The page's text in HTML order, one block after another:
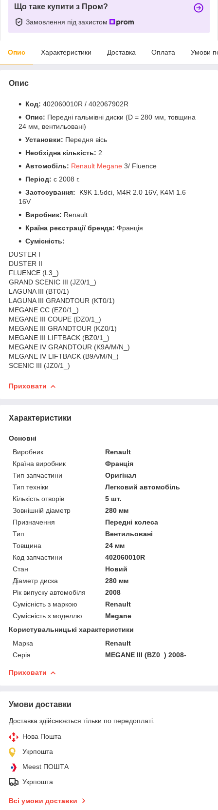
Що таке купити з Пром?
Замовлення під захистом
Опис Характеристики Доставка Оплата Умови
Опис
Код: 402060010R / 402067902R
Опис: Передні гальмівні диски (D = 280 мм, товщина
24 мм, вентильовані)
Установки: Передня вісь
Необхідна кількість: 2
Автомобіль: Renault Megane 3/ Fluence
Період: c 2008 г.
Застосування:
K9K 1.5dci, M4R 2.0 16V, K4M 1.6
16V
Виробник: Renault
Країна реєстрації бренда: Франція
Сумісність:
DUSTER І
DUSTER ІІ
FLUENCE (L3_)
GRAND SCENIC III (JZ0/1_)
LAGUNA III (BT0/1)
LAGUNA III GRANDTOUR (KT0/1)
MEGANE CC (EZ0/1_)
MEGANE III COUPE (DZ0/1_)
MEGANE III GRANDTOUR (KZ0/1)
MEGANE III LIFTBACK (BZ0/1_)
MEGANE IV GRANDTOUR (K9A/M/N_)
MEGANE IV LIFTBACK (B9A/M/N_)
SCENIC III (JZ0/1_)
Приховати
Характеристики
Основні
Виробник
Renault
Країна виробник
Франція
Тип запчастини
Оригінал
Тип техніки
Легковий автомобіль
Кількість отворів
5 шт.
Зовнішній діаметр
280 мм
Призначення
Передні колеса
Тип
Вентильовані
Товщина
24 мм
Код запчастини
402060010R
Стан
Новий
Діаметр диска
280 мм
Рік випуску автомобіля
2008
Сумісність з маркою
Renault
Сумісність з моделлю
Megane
Користувальницькі характеристики
Марка
Renault
Серія
MEGANE III (BZ0_) 2008-
Приховати
Умови доставки
Доставка здійснюється тільки по передоплаті.
Нова Пошта
Укрпошта
Meest ПОШТА
Укрпошта
Всі умови доставки